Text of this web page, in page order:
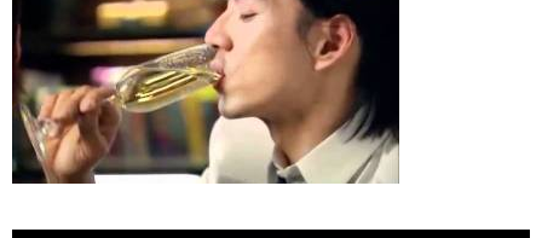
【韓国ドラマ】『熱血司祭』『エクストリーム・ジョブ』の
イ・ハニが妖艶な女優役に挑戦!Netflix『エマ』で描かれる娯楽産業が
躍進した1980年代の光と影
「違う（ちがう）・異なる」を韓国語では？「다르다（タル
ダ）」の意味・使い方について
について
「退屈だ・暇だ」を韓国語では？「심심하다（シムシマダ）」
の意味・使い方について
■韓国ドラマ『キング～Two Hearts』予告動画（日本語字幕）